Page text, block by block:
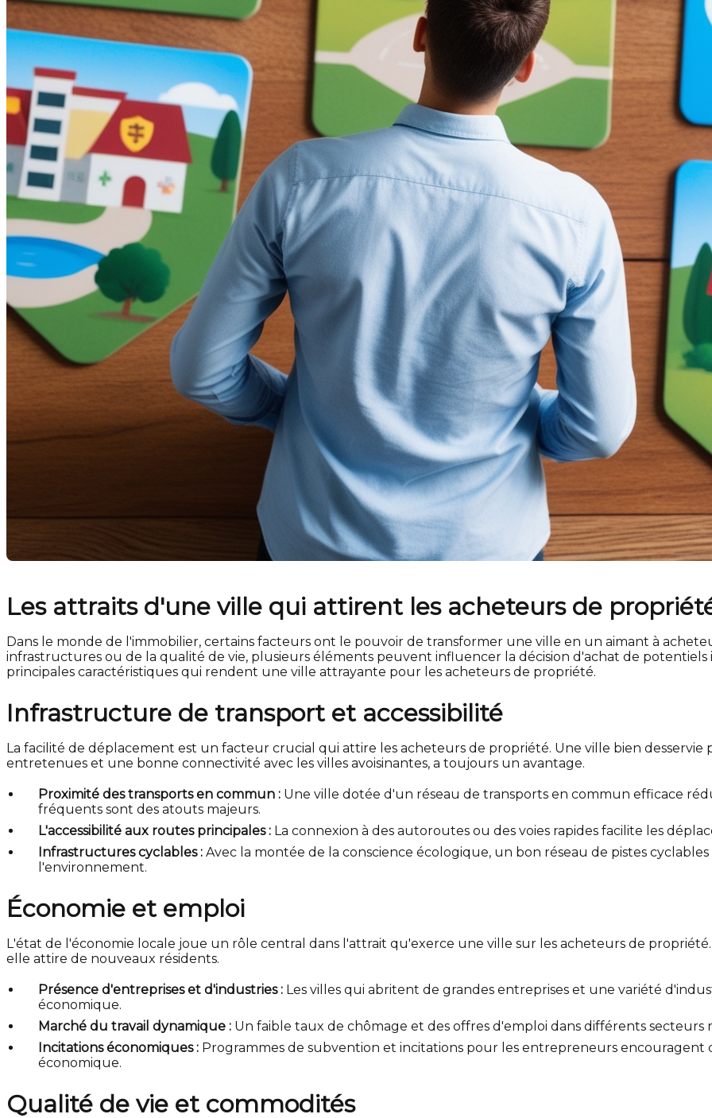
Les attraits d'une ville qui attirent les acheteurs de
Dans le monde de l'immobilier, certains facteurs ont le pouvoir de transformer une ville en un aimant à
infrastructures ou de la qualité de vie, plusieurs éléments peuvent influencer la décision d'achat de potentiels
principales caractéristiques qui rendent une ville attrayante pour les acheteurs de propriété.
Infrastructure de transport et accessibilité
La facilité de déplacement est un facteur crucial qui attire les acheteurs de propriété. Une ville bien desservie
entretenues et une bonne connectivité avec les villes avoisinantes, a toujours un avantage.
Proximité des transports en commun : Une ville dotée d'un réseau de transports en commun efficace
fréquents sont des atouts majeurs.
L'accessibilité aux routes principales : La connexion à des autoroutes ou des voies rapides facilite les
Infrastructures cyclables : Avec la montée de la conscience écologique, un bon réseau de pistes
l'environnement.
Économie et emploi
L'état de l'économie locale joue un rôle central dans l'attrait qu'exerce une ville sur les acheteurs de
elle attire de nouveaux résidents.
Présence d'entreprises et d'industries : Les villes qui abritent de grandes entreprises et une variété
économique.
Marché du travail dynamique : Un faible taux de chômage et des offres d'emploi dans différents
Incitations économiques : Programmes de subvention et incitations pour les entrepreneurs
économique.
Qualité de vie et commodités